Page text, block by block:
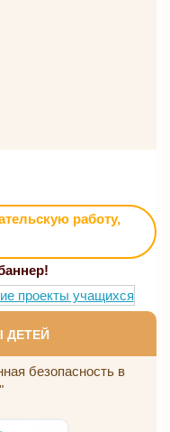
работу,
ДЕТЕЙ
безопасность в